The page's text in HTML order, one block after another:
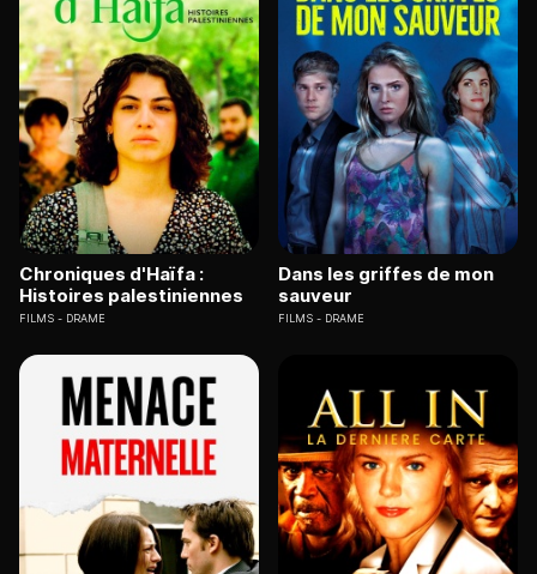
Chroniques d'Haïfa :
Histoires palestiniennes
FILMS DRAME
Dans les griffes de mon
sauveur
FILMS DRAME